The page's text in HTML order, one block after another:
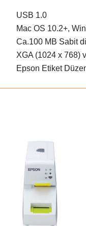
USB 1.0
Mac OS 10.2+,
Ca.100 MB Sabit
XGA (1024 x 768)
Epson Etiket